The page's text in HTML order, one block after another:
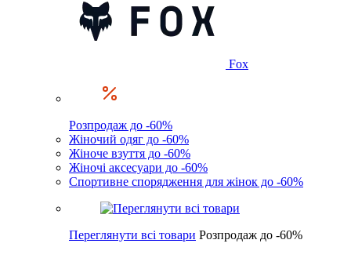
Fox
Розпродаж до -60%
Жіночий одяг до -60%
Жіноче взуття до -60%
Жіночі аксесуари до -60%
Спортивне спорядження для жінок до -60%
Переглянути всі товари Розпродаж до -60%